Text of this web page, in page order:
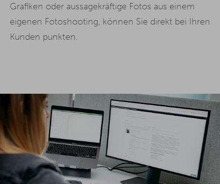
Grafiken oder aussagekräftige Fotos aus einem
eigenen Fotoshooting, können Sie direkt bei Ihren
Kunden punkten.